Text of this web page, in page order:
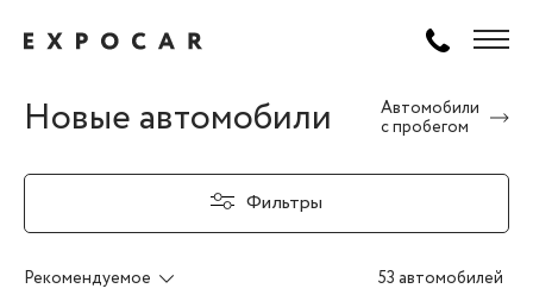
Новые автомобили
Автомобили
с пробегом
Фильтры
Рекомендуемое 53 автомобилей